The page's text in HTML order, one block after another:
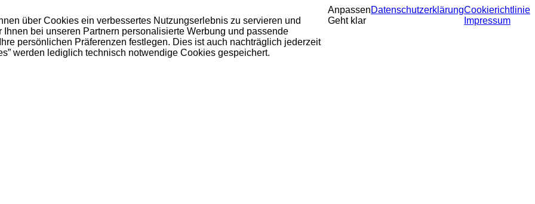
über Cookies ein verbessertes Nutzungserlebnis zu servieren und
bei unseren Partnern personalisierte Werbung und passende
persönlichen Präferenzen festlegen. Dies ist auch nachträglich jederzeit
werden lediglich technisch notwendige Cookies gespeichert.
Anpassen
Geht klar
DatenschutzerklärungCookierichtlinie
Impressum